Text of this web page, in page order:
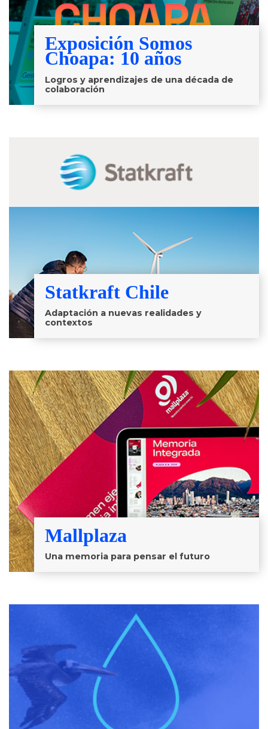
Exposición Somos
Choapa: 10 años
Logros y aprendizajes de una década de
colaboración
Statkraft Chile
Adaptación a nuevas realidades y
contextos
Mallplaza
Una memoria para pensar el futuro